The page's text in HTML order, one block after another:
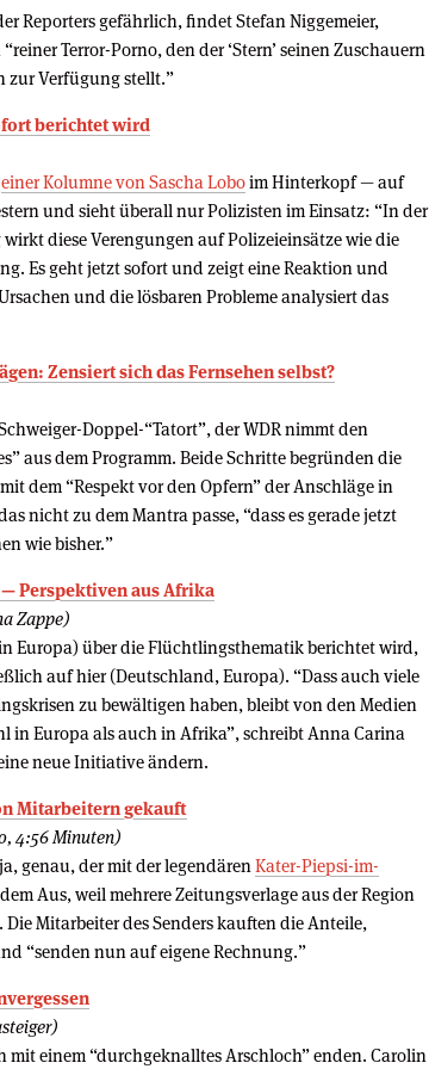
Reporters gefährlich, findet Stefan Niggemeier,
Terror-Porno, den der ‘Stern’ seinen Zuschauern
zur Verfügung stellt.”
berichtet wird
einer Kolumne von Sascha Loboim Hinterkopf — auf
und sieht überall nur Polizisten im Einsatz: “In der
diese Verengungen auf Polizeieinsätze wie die
Es geht jetzt sofort und zeigt eine Reaktion und
und die lösbaren Probleme analysiert das
Zensiert sich das Fernsehen selbst?
Doppel-“Tatort”, der WDR nimmt den
aus dem Programm. Beide Schritte begründen die
dem “Respekt vor den Opfern” der Anschläge in
nicht zu dem Mantra passe, “dass es gerade jetzt
wie bisher.”
Perspektiven aus Afrika
Zappe)
Europa) über die Flüchtlingsthematik berichtet wird,
auf hier (Deutschland, Europa). “Dass auch viele
zu bewältigen haben, bleibt von den Medien
in Europa als auch in Afrika”, schreibt Anna Carina
neue Initiative ändern.
Mitarbeitern gekauft
4:56 Minuten)
genau, der mit der legendären Kater-Piepsi-im-
Aus, weil mehrere Zeitungsverlage aus der Region
Mitarbeiter des Senders kauften die Anteile,
“senden nun auf eigene Rechnung.”
mit einem “durchgeknalltes Arschloch” enden. Carolin